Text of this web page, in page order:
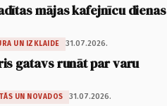
mājas kafejnīcu dienas
UN IZKLAIDE 31.07.2026.
gatavs runāt par varu
UN NOVADOS 31.07.2026.